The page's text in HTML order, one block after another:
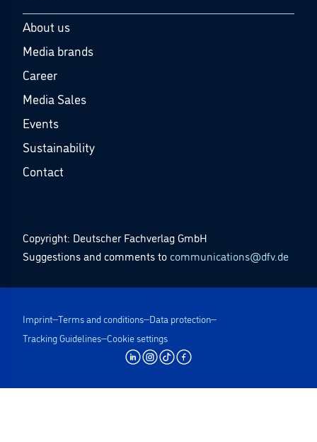
About us
Media brands
Career
Media Sales
Events
Sustainability
Contact
Copyright: Deutscher Fachverlag GmbH
Suggestions and comments to communications@dfv.de
Imprint Terms and conditions Data protection
Tracking Guidelines Cookie settings